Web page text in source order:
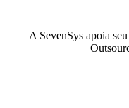
A SevenSys apoia